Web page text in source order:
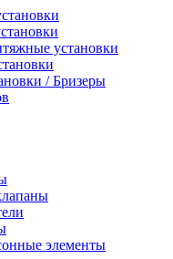
установки
/ Бризеры
элементы